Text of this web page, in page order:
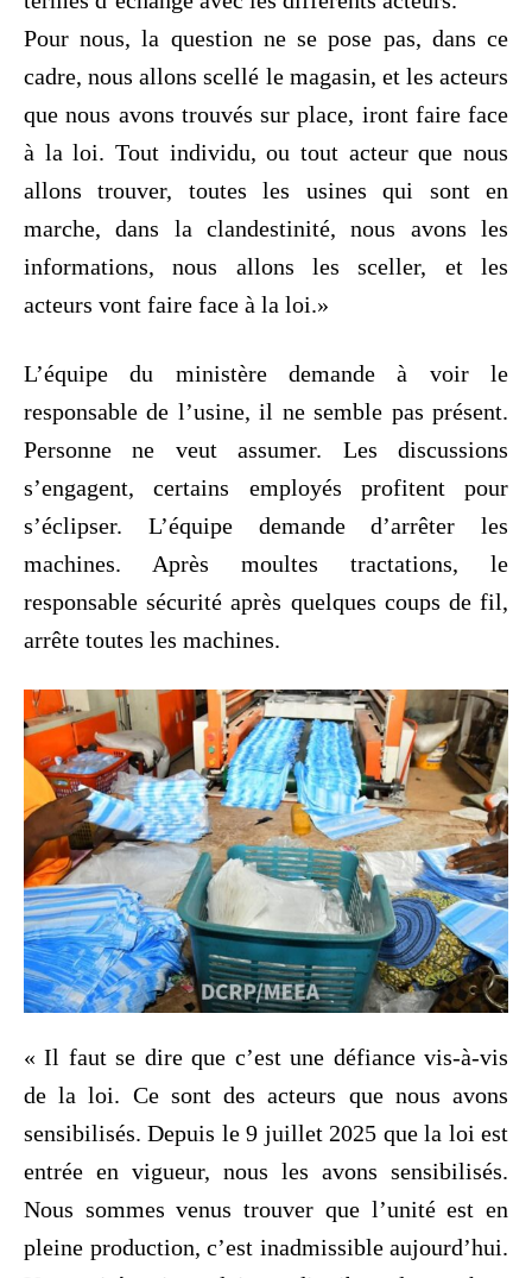
Pour nous, la question ne se pose pas, dans ce
cadre, nous allons scellé le magasin, et les acteurs
que nous avons trouvés sur place, iront faire face
à la loi. Tout individu, ou tout acteur que nous
allons trouver, toutes les usines qui sont en
marche, dans la clandestinité, nous avons les
informations, nous allons les sceller, et les
acteurs vont faire face à la loi.»
L’équipe du ministère demande à voir le
responsable de l’usine, il ne semble pas présent.
Personne ne veut assumer. Les discussions
s’engagent, certains employés profitent pour
s’éclipser. L’équipe demande d’arrêter les
machines. Après moultes tractations, le
responsable sécurité après quelques coups de fil,
arrête toutes les machines.
« Il faut se dire que c’est une défiance vis-à-vis
de la loi. Ce sont des acteurs que nous avons
sensibilisés. Depuis le 9 juillet 2025 que la loi est
entrée en vigueur, nous les avons sensibilisés.
Nous sommes venus trouver que l’unité est en
pleine production, c’est inadmissible aujourd’hui.